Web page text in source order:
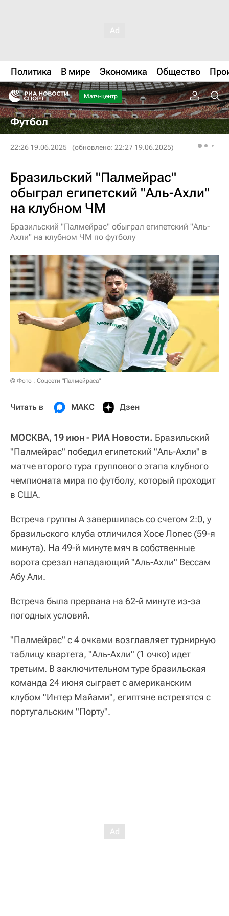
Политика В мире Экономика Общество
Матч-центр
Футбол
22:26 19.06.2025 (обновлено: 22:27 19.06.2025)
Бразильский "Палмейрас"
обыграл египетский "Аль-Ахли"
на клубном ЧМ
Бразильский "Палмейрас" обыграл египетский "Аль-
Ахли" на клубном ЧМ по футболу
© Фото : Соцсети "Палмейраса"
Читать в МАКС Дзен
МОСКВА, 19 июн - РИА Новости. Бразильский
"Палмейрас" победил египетский "Аль-Ахли" в
матче второго тура группового этапа клубного
чемпионата мира по футболу, который проходит
в США.
Встреча группы А завершилась со счетом 2:0, у
бразильского клуба отличился Хосе Лопес (59-я
минута). На 49-й минуте мяч в собственные
ворота срезал нападающий "Аль-Ахли" Вессам
Абу Али.
Встреча была прервана на 62-й минуте из-за
погодных условий.
"Палмейрас" с 4 очками возглавляет турнирную
таблицу квартета, "Аль-Ахли" (1 очко) идет
третьим. В заключительном туре бразильская
команда 24 июня сыграет с американским
клубом "Интер Майами", египтяне встретятся с
португальским "Порту".